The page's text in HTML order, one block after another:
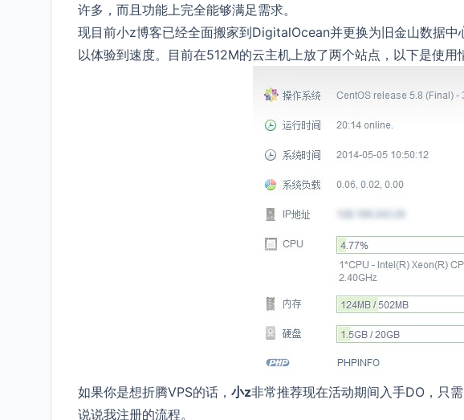
许多，而且功能上完全能够满足需求。
现目前小z博客已经全面搬家到DigitalOcean并更换为旧金山数据
以体验到速度。目前在512M的云主机上放了两个站点，以下是使用
如果你是想折腾VPS的话， 小z非常推荐现在活动期间入手DO，只
说说我注册的流程。